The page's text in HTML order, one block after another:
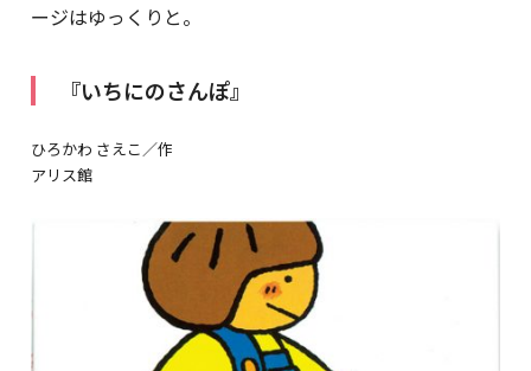
ージはゆっくりと。
『いちにのさんぽ』
ひろかわ さえこ／作
アリス館